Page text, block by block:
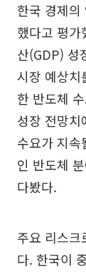
한국 경제의
했다고 평
산(GDP) 성
시장 예상치
한 반도체
성장 전망
수요가 지속
인 반도체
다봤다.
주요 리스크
다. 한국이